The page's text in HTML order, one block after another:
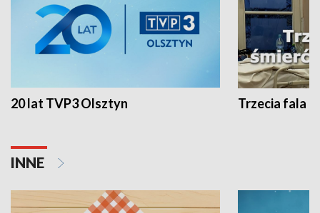
20 lat TVP3 Olsztyn Trzecia fala -
INNE